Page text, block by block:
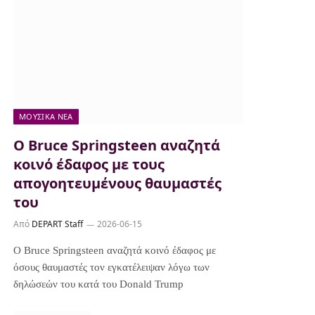
ΜΟΥΣΙΚΆ ΝΈΑ
Ο Bruce Springsteen αναζητά
κοινό έδαφος με τους
απογοητευμένους θαυμαστές
του
Από DEPART Staff 2026-06-15
Ο Bruce Springsteen αναζητά κοινό έδαφος με
όσους θαυμαστές τον εγκατέλειψαν λόγω των
δηλώσεών του κατά του Donald Trump